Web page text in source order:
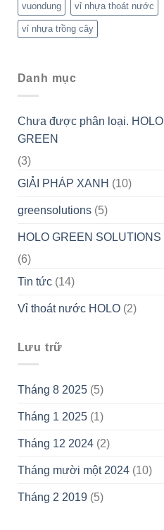
vuondung vỉ nhựa thoát nước
vỉ nhựa trồng cây
Danh mục
Chưa được phân loại. HOLO
GREEN
(3)
GIẢI PHÁP XANH (10)
greensolutions(5)
HOLO GREEN SOLUTIONS
(6)
Tin tức(14)
Vỉ thoát nước HOLO(2)
Lưu trữ
Tháng 8 2025(5)
Tháng 1 2025(1)
Tháng 12 2024(2)
Tháng mười một 2024(10)
Tháng 2 2019(5)